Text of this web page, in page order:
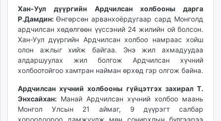
Хан-Уул дүүргийн Ардчилсан холбооны дарга
Р.Дамдин: Өнгөрсөн арванхоёрдугаар сард Монголд
ардчилсан хөдөлгөөн үүссэний 24 жилийн ой болсон.
Хан-Уул дүүргийн Ардчилсан холбоо намраас хойш
олон ажлыг хийж байгаа. Энэ жил ахмадуудаа
алдаршуулах жил болгож Ардчилсан хүчний
холбоотойгоо хамтран найман өрхөд гэр олгож байна.
Ардчилсан хүчний холбооны гүйцэтгэх захирал Т.
Энхсайхан: Манай Ардчилсан хүчний холбоо маань
Монгол Улсын 21 аймаг, 9 дүүрэгт салбар
хороодоороо дамжуулж мөн сонирхлын бүлгээрээ